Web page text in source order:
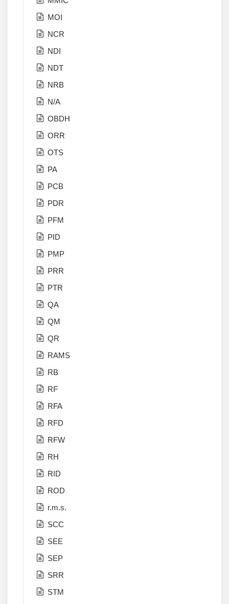
MOI
NCR
NDI
NDT
NRB
N/A
OBDH
ORR
OTS
PA
PCB
PDR
PFM
PID
PMP
PRR
PTR
QA
QM
QR
RAMS
RB
RF
RFA
RFD
RFW
RH
RID
ROD
r.m.s.
SCC
SEE
SEP
SRR
STM